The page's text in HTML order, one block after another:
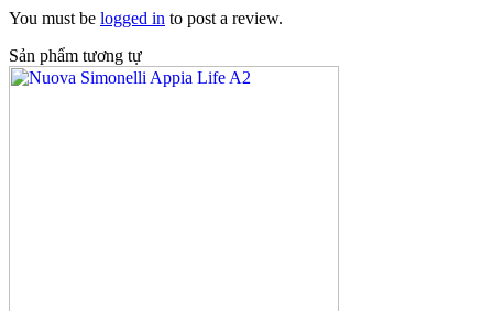
You must be logged in to post a review.
Sản phẩm tương tự